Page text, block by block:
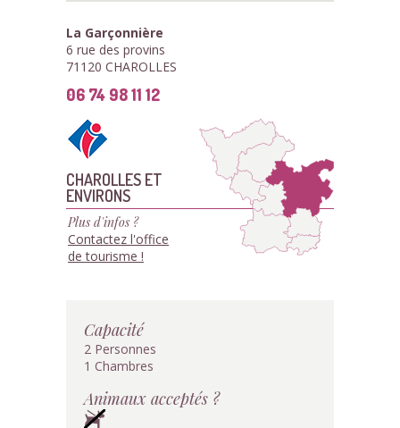
La Garçonnière
6 rue des provins
71120 CHAROLLES
06 74 98 11 12
CHAROLLES ET
ENVIRONS
Plus d'infos ?
Contactez l'office
de tourisme !
Capacité
2 Personnes
1 Chambres
Animaux acceptés ?